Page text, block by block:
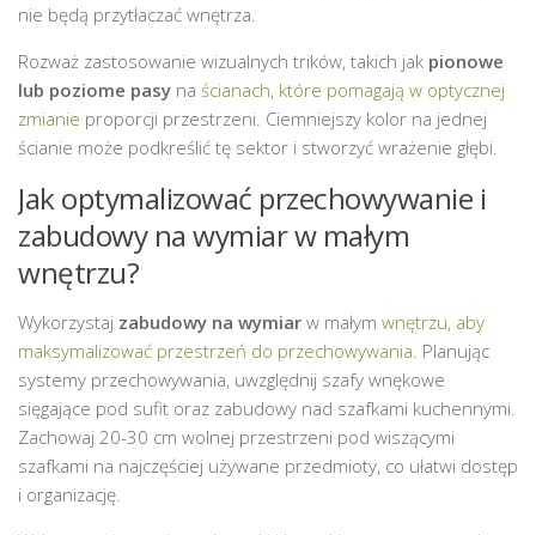
nie będą przytłaczać wnętrza.
Rozważ zastosowanie wizualnych trików, takich jak pionowe
lub poziome pasy na ścianach, które pomagają w optycznej
zmianie proporcji przestrzeni. Ciemniejszy kolor na jednej
ścianie może podkreślić tę sektor i stworzyć wrażenie głębi.
Jak optymalizować przechowywanie i
zabudowy na wymiar w małym
wnętrzu?
Wykorzystaj zabudowy na wymiar w małym wnętrzu, aby
maksymalizować przestrzeń do przechowywania. Planując
systemy przechowywania, uwzględnij szafy wnękowe
sięgające pod sufit oraz zabudowy nad szafkami kuchennymi.
Zachowaj 20-30 cm wolnej przestrzeni pod wiszącymi
szafkami na najczęściej używane przedmioty, co ułatwi dostęp
i organizację.